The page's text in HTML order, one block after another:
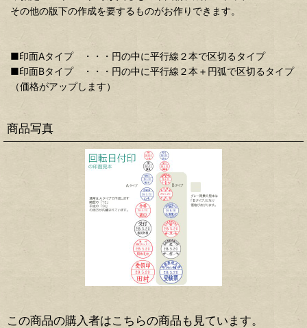
その他の版下の作成を要するものがお作りできます。
■印面Aタイプ ・・・円の中に平行線２本で区切るタイプ
■印面Bタイプ ・・・円の中に平行線２本＋円弧で区切るタイプ
（価格がアップします）
商品写真
この商品の購入者はこちらの商品も見ています。